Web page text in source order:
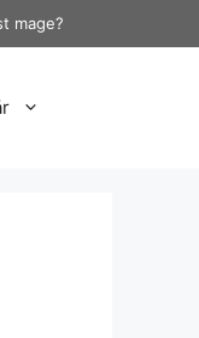
mage?